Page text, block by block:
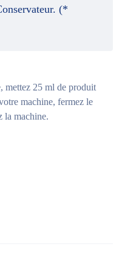
(*
mettez 25 ml de produit
machine, fermez le
la machine.